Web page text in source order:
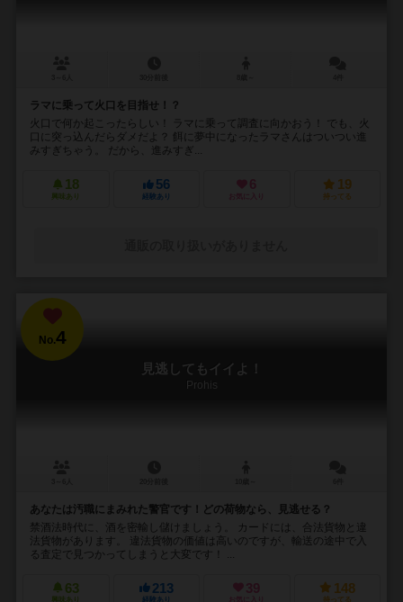
ラマに乗って火口を目指せ！？
火口で何か起こったらしい！ ラマに乗って調査に向かおう！ でも、火
口に突っ込んだらダメだよ？ 餌に夢中になったラマさんはついつい進
みすぎちゃう。 だから、進みすぎ...
18
興味あり
56
経験あり
6
お気に入り
19
持ってる
No.4
見逃してもイイよ！
Prohis
あなたは汚職にまみれた警官です！どの荷物なら、見逃せる？
禁酒法時代に、酒を密輸し儲けましょう。 カードには、合法貨物と違
法貨物があります。 違法貨物の価値は高いのですが、輸送の途中で入
る査定で見つかってしまうと大変です！ ...
63
興味あり
213
経験あり
39
お気に入り
148
持ってる